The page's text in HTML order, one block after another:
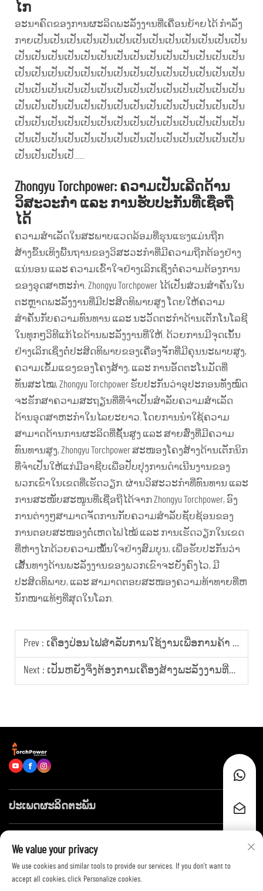
ໄກ
ອະນາຄົດຂອງການຜະລິດພະລັງງານທີ່ເຄື່ອນຍ້າຍໄດ້ ກຳລັງ
ກາຍເປັນເປັນເປັນເປັນເປັນເປັນເປັນເປັນເປັນເປັນເປັນເປັນເປັນ
ເປັນເປັນເປັນເປັນເປັນເປັນເປັນເປັນເປັນເປັນເປັນເປັນເປັນເປັນ
ເປັນເປັນເປັນເປັນເປັນເປັນເປັນເປັນເປັນເປັນເປັນເປັນເປັນເປັນ
ເປັນເປັນເປັນເປັນເປັນເປັນເປັນເປັນເປັນເປັນເປັນເປັນເປັນເປັນ
ເປັນເປັນເປັນເປັນເປັນເປັນເປັນເປັນເປັນເປັນເປັນເປັນເປັນເປັນ
ເປັນເປັນເປັນເປັນເປັນເປັນເປັນເປັນເປັນເປັນເປັນເປັນເປັນເປັນ
ເປັນເປັນເປັນເປັນເປັນເປັນເປັນເປັນເປັນເປັນເປັນເປັນເປັນເປັນ
ເປັນເປັນເປັນເປັ......
Zhongyu Torchpower: ຄວາມເປັນເລີດດ້ານ
ວິສະວະກຳ ແລະ ການຮັບປະກັນທີ່ເຊື່ອຖື
ໄດ້
ຄວາມສຳເລັດໃນສະພາບແວດລ້ອມທີ່ຮຸນແຮງແມ່ນຖືກ
ສ້າງຂຶ້ນເທິງພື້ນຖານຂອງວິສະວະກຳທີ່ມີຄວາມຖືກຕ້ອງຢ່າງ
ແນ່ນອນ ແລະ ຄວາມເຂົ້າໃຈຢ່າງເລິກເຊິ່ງຕໍ່ຄວາມຕ້ອງການ
ຂອງອຸດສາຫະກຳ. Zhongyu Torchpower ໄດ້ເປັນສ່ວນສຳຄັນໃນ
ຕະຫຼາດພະລັງງານທີ່ມີປະສິດທິພາບສູງ ໂດຍໃຫ້ຄວາມ
ສຳຄັນກັບຄວາມທົນທານ ແລະ ນະວັດຕະກຳດ້ານເຕັກໂນໂລຊີ
ໃນທຸກໆວິທີແກ້ໄຂດ້ານພະລັງງານທີ່ໃຫ້. ດ້ວຍການມີຈຸດເນັ້ນ
ຢ່າງເລິກເຊິ່ງຕໍ່ປະສິດທິພາບຂອງເຄື່ອງຈັກທີ່ມີຄຸນນະພາບສູງ,
ຄວາມເຂັ້ມແຂງຂອງໂຄງສ້າງ, ແລະ ການອັດຕະໂນມັດທີ່
ທັນສະໄໝ, Zhongyu Torchpower ຮັບປະກັນວ່າອຸປະກອນທັງໝົດ
ຈະຮັກສາຄວາມສະຖຽນທີ່ທີ່ຈຳເປັນສຳລັບຄວາມສຳເລັດ
ດ້ານອຸດສາຫະກຳໃນໄລຍະຍາວ. ໂດຍການນຳໃຊ້ຄວາມ
ສາມາດດ້ານການຜະລິດທີ່ຊັ້ນສູງ ແລະ ສາຍສົ່ງທີ່ມີຄວາມ
ທົນທານສູງ, Zhongyu Torchpower ສະໜອງໂຄງສ້າງດ້ານເຕັກນິກ
ທີ່ຈຳເປັນໃຫ້ແກ່ມືອາຊີບເພື່ອປັບປຸງການດຳເນີນງານຂອງ
ພວກເຂົາໃນເຂດທີ່ເຮັດວຽກ. ຜ່ານວິສະວະກຳທີ່ທົນທານ ແລະ
ການສະໜັບສະໜູນທີ່ເຊື່ອຖືໄດ້ຈາກ Zhongyu Torchpower, ອົງ
ການຕ່າງໆສາມາດຈັດການກັບຄວາມສຳລັບຊັບຊ້ອນຂອງ
ການຕອບສະໜອງຕໍ່ເຫດໄຟໄໝ້ ແລະ ການເຮັດວຽກໃນເຂດ
ທີ່ຫ່າງໄກດ້ວຍຄວາມໝັ້ນໃຈຢ່າງສົມບູນ, ເພື່ອຮັບປະກັນວ່າ
ເສັ້ນທາງດ້ານພະລັງງານຂອງພວກເຂົາຈະຍັງຄົງໄວ, ມີ
ປະສິດທິພາບ, ແລະ ສາມາດຕອບສະໜອງຄວາມທ້າທາຍທີ່ຫ
ນັກໜາແທ້ໆທີ່ສຸດໃນໂລກ.
Prev : ເຄື່ອງປ່ອນໄຟສຳລັບການໃຊ້ງານເພື່ອການຄ້າ ເປັນທາງເລືອກອັນດັບຕົ້ນສຳລັບພະລັງງານສຳ dự (standby) ຂອງສູນຂໍ້ມູນ
Next : ເປັນຫຍັງຈຶ່ງຕ້ອງການເຄື່ອງສ້າງພະລັງງານທີ່ສາມາດນຳໄປໃຊ້ໄດ້ຢູ່ບ່ອນທີ່ຫ່າງໄກເພື່ອໃຊ້ໃນເວລາເກີດເຫດສຸກເສີນ?
ປະເພດຜະລິດຕະພັນ
ຕິດຕໍ່ພວກເຮົາ
We value your privacy
We use cookies and similar tools to provide our services. If you don't want to
accept all cookies, click Personalize cookies.